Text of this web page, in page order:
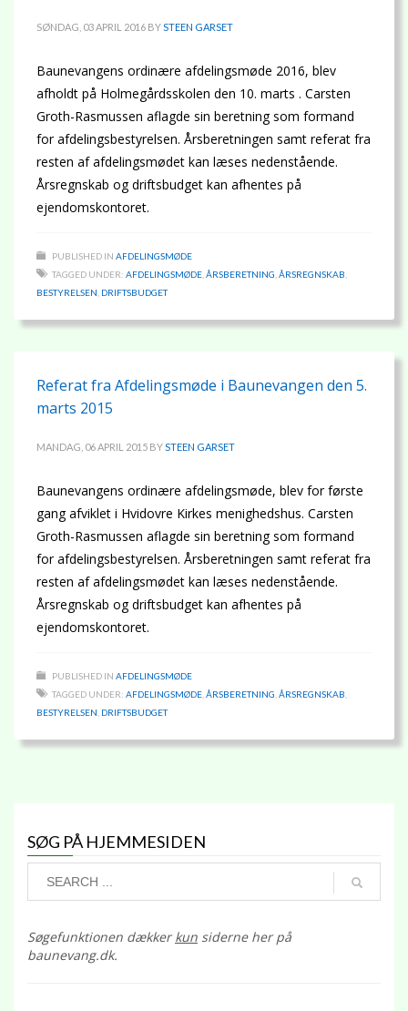
SØNDAG, 03 APRIL 2016 BYSTEEN GARSET
Baunevangens ordinære afdelingsmøde 2016, blev
afholdt på Holmegårdsskolen den 10. marts . Carsten
Groth-Rasmussen aflagde sin beretning som formand
for afdelingsbestyrelsen. Årsberetningen samt referat fra
resten af afdelingsmødet kan læses nedenstående.
Årsregnskab og driftsbudget kan afhentes på
ejendomskontoret.
PUBLISHED IN AFDELINGSMØDE
TAGGED UNDER: AFDELINGSMØDE ÅRSBERETNING ÅRSREGNSKAB
BESTYRELSEN DRIFTSBUDGET
Referat fra Afdelingsmøde i Baunevangen den 5.
marts 2015
MANDAG, 06 APRIL 2015 BYSTEEN GARSET
Baunevangens ordinære afdelingsmøde, blev for første
gang afviklet i Hvidovre Kirkes menighedshus. Carsten
Groth-Rasmussen aflagde sin beretning som formand
for afdelingsbestyrelsen. Årsberetningen samt referat fra
resten af afdelingsmødet kan læses nedenstående.
Årsregnskab og driftsbudget kan afhentes på
ejendomskontoret.
PUBLISHED IN AFDELINGSMØDE
TAGGED UNDER: AFDELINGSMØDE ÅRSBERETNING ÅRSREGNSKAB
BESTYRELSEN DRIFTSBUDGET
SØG PÅ HJEMMESIDEN
Søgefunktionen dækkerkun siderne her på
baunevang.dk.